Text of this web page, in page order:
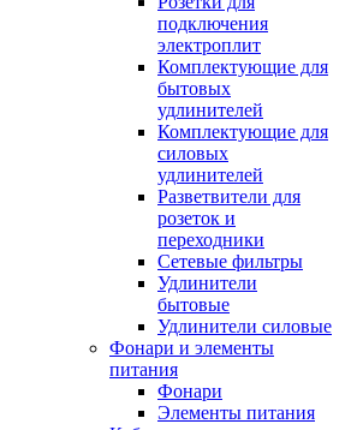
подключения
электроплит
Комплектующие для
бытовых
удлинителей
Комплектующие для
силовых
удлинителей
Разветвители для
розеток и
переходники
Сетевые фильтры
Удлинители
бытовые
Удлинители силовые
Фонари и элементы
питания
Фонари
Элементы питания